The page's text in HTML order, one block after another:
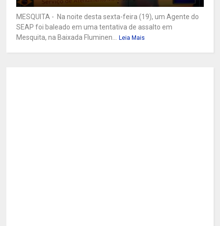
MESQUITA - Na noite desta sexta-feira (19), um Agente do
SEAP foi baleado em uma tentativa de assalto em
Mesquita, na Baixada Fluminen... Leia Mais